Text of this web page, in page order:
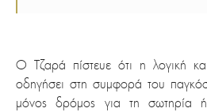
Ο Τζαρά πίστευε ότι η λογική
οδηγήσει στη συμφορά του
μόνος δρόμος για τη σωτηρία